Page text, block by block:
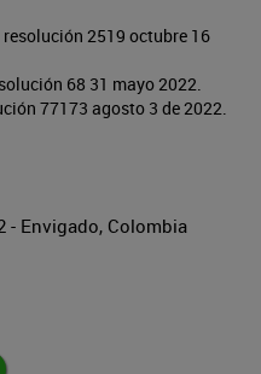
2519 octubre 16
68 31 mayo 2022.
77173 agosto 3 de 2022.
- Envigado, Colombia